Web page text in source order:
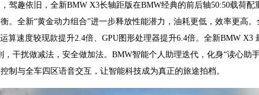
驾趣依旧，全新BMW X3长轴距版在BMW经典的前后轴50:50载荷
。全新“黄金动力组合”进一步释放性能潜力，油耗更低，效率更高
算速度较现款提升2.4倍、GPU图形处理器提升6.4倍。全新BMW X3
，干扰做减法，安全做加法。BMW智能个人助理迭代，化身“读心助
制与全车四区语音交互，让智能科技成为真正的旅途拍档。